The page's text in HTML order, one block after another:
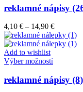
stránke
produktu.
má
viacero
variantov.
Možnosti
si
môžete
vybrať
na
stránke
produktu.
reklamné nápisy
4,10 € – 14,90 €Price
range:
4,10 €
Add to wishlist
Výber možnostíTento
má
viacero
reklamné nápisy (8)